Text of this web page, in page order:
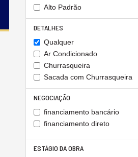
Alto Padrão
DETALHES
Qualquer
Ar Condicionado
Churrasqueira
Sacada com Churrasqueira
NEGOCIAÇÃO
financiamento bancário
financiamento direto
ESTÁGIO DA OBRA